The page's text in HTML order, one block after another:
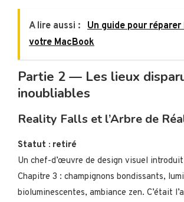
A lire aussi :
Un guide pour
votre MacBook
Partie 2 — Les lieux
inoubliables
Reality Falls et l’Arbre de
Statut : retiré
Un chef-d’œuvre de design visuel
Chapitre 3 : champignons bondissants,
bioluminescentes, ambiance zen. C’était